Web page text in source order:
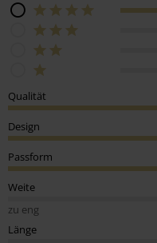
Qualität
Design
Passform
Weite
zu eng
Länge